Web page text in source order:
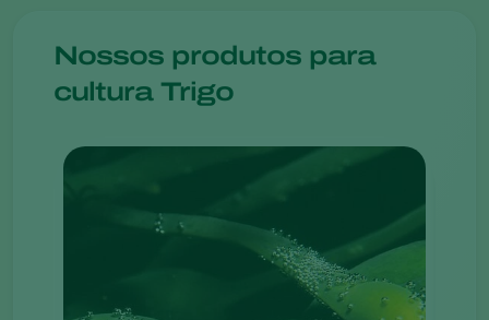
Nossos produtos para
cultura Trigo